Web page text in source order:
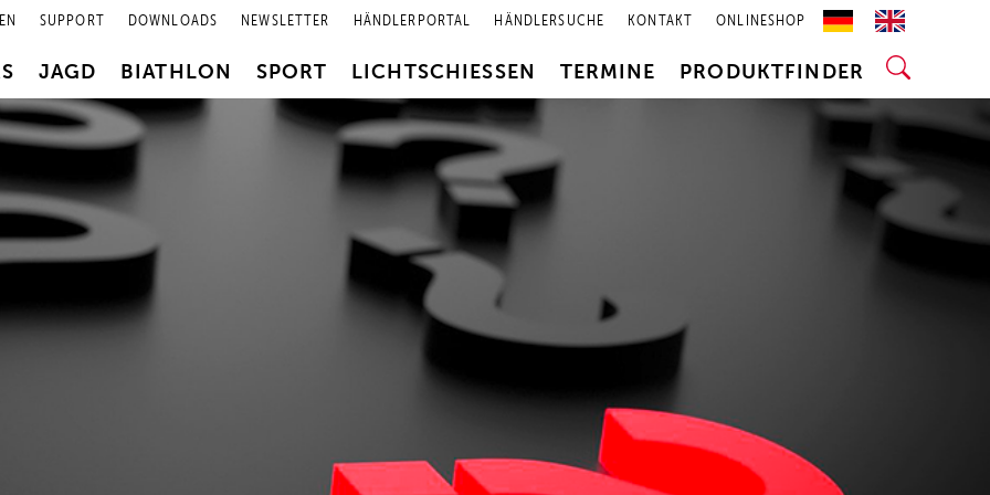
SUPPORT DOWNLOADS NEWSLETTER HÄNDLERPORTAL HÄNDLERSUCHE KONTAKT ONLINESHOP
JAGD BIATHLON SPORT LICHTSCHIESSEN TERMINE PRODUKTFINDER